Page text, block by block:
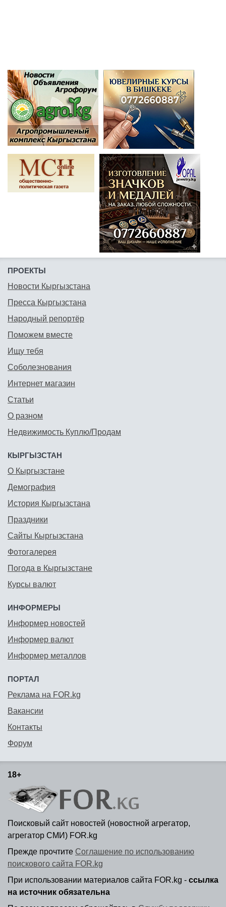
ПРОЕКТЫ
Новости Кыргызстана
Пресса Кыргызстана
Народный репортёр
Поможем вместе
Ищу тебя
Соболезнования
Интернет магазин
Статьи
О разном
Недвижимость Куплю/Продам
КЫРГЫЗСТАН
О Кыргызстане
Демография
История Кыргызстана
Праздники
Сайты Кыргызстана
Фотогалерея
Погода в Кыргызстане
Курсы валют
ИНФОРМЕРЫ
Информер новостей
Информер валют
Информер металлов
ПОРТАЛ
Реклама на FOR.kg
Вакансии
Контакты
Форум
18+
Поисковый сайт новостей (новостной агрегатор,
агрегатор СМИ) FOR.kg
Прежде прочтите Соглашение по использованию
поискового сайта FOR.kg
При использовании материалов сайта FOR.kg - ссылка
на источник обязательна